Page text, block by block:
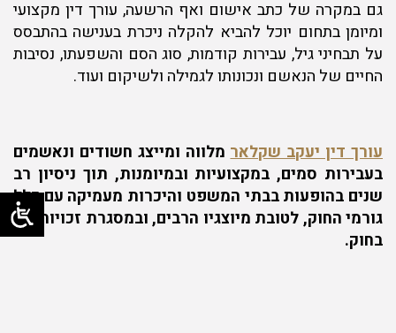
גם במקרה של כתב אישום ואף הרשעה, עורך דין מקצועי
ומיומן בתחום יוכל להביא להקלה ניכרת בענישה בהתבסס
על תבחיני גיל, עבירות קודמות, סוג הסם והשפעתו, נסיבות
החיים של הנאשם ונכונותו לגמילה ולשיקום ועוד.
עורך דין יעקב שקלארמלווה ומייצג חשודים ונאשמים
בעבירות סמים, במקצועיות ובמיומנות, תוך ניסיון רב
שנים בהופעות בבתי המשפט והיכרות מעמיקה עם כלל
גורמי החוק, לטובת מיוצגיו הרבים, ובמסגרת זכויותיהם
בחוק.